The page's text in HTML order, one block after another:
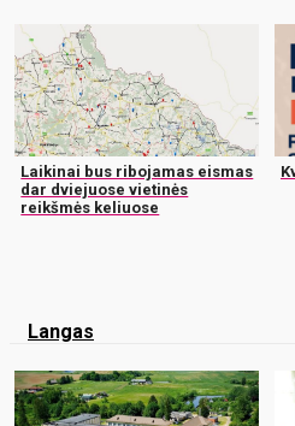
Laikinai bus ribojamas eismas
dar dviejuose vietinės
reikšmės keliuose
Langas